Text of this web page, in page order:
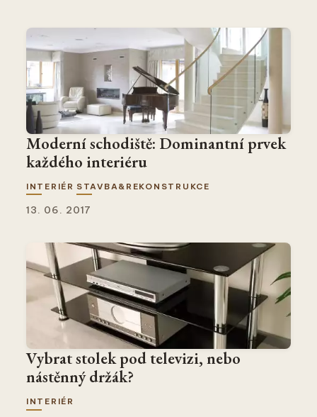
Moderní schodiště: Dominantní prvek
každého interiéru
INTERIÉR STAVBA&REKONSTRUKCE
13. 06. 2017
Vybrat stolek pod televizi, nebo
nástěnný držák?
INTERIÉR